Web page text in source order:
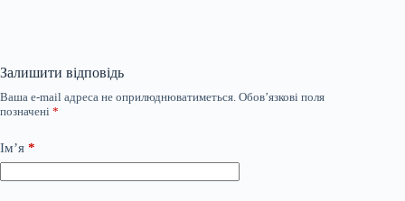
Залишити відповідь
Ваша e-mail адреса не оприлюднюватиметься. Обов’язкові поля
позначені *
Ім’я *